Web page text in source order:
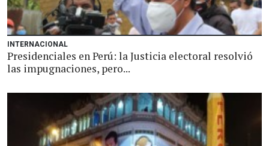
INTERNACIONAL
Presidenciales en Perú: la Justicia electoral resolvió
las impugnaciones, pero...